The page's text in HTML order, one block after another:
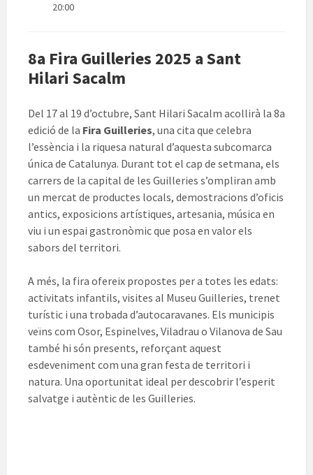
20:00
8a Fira Guilleries 2025 a Sant
Hilari Sacalm
Del 17 al 19 d’octubre, Sant Hilari Sacalm acollirà la 8a
edició de la Fira Guilleries, una cita que celebra
l’essència i la riquesa natural d’aquesta subcomarca
única de Catalunya. Durant tot el cap de setmana, els
carrers de la capital de les Guilleries s’ompliran amb
un mercat de productes locals, demostracions d’oficis
antics, exposicions artístiques, artesania, música en
viu i un espai gastronòmic que posa en valor els
sabors del territori.
A més, la fira ofereix propostes per a totes les edats:
activitats infantils, visites al Museu Guilleries, trenet
turístic i una trobada d’autocaravanes. Els municipis
veïns com Osor, Espinelves, Viladrau o Vilanova de Sau
també hi són presents, reforçant aquest
esdeveniment com una gran festa de territori i
natura. Una oportunitat ideal per descobrir l’esperit
salvatge i autèntic de les Guilleries.